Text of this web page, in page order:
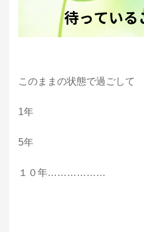
このままの状態で過ごして
1年
5年
１０年………………